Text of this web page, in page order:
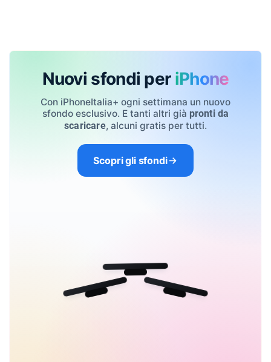
Nuovi sfondi per iPhone
Con iPhoneItalia+ ogni settimana un nuovo
sfondo esclusivo. E tanti altri già pronti da
scaricare, alcuni gratis per tutti.
Scopri gli sfondi